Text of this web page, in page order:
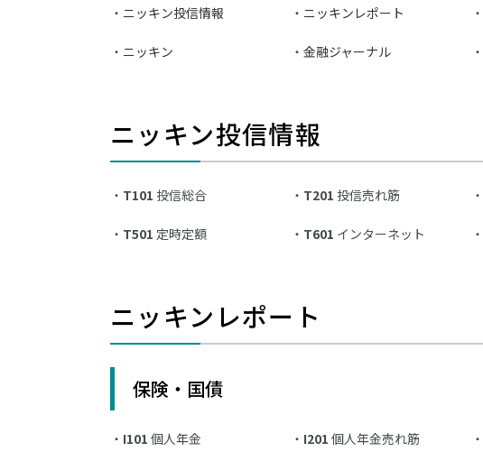
ニッキン投信情報 ニッキンレポート
ニッキン 金融ジャーナル
ニッキン投信情報
T101 投信総合 T201 投信売れ筋
T501 定時定額 T601 インターネット
ニッキンレポート
保険・国債
I101 個人年金 I201 個人年金売れ筋